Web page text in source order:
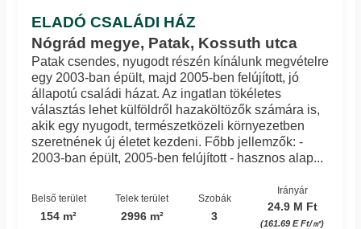
ELADÓ CSALÁDI HÁZ
Nógrád megye, Patak, Kossuth utca
Patak csendes, nyugodt részén kínálunk megvételre
egy 2003-ban épült, majd 2005-ben felújított, jó
állapotú családi házat. Az ingatlan tökéletes
választás lehet külföldről hazaköltözők számára is,
akik egy nyugodt, természetközeli környezetben
szeretnének új életet kezdeni. Főbb jellemzők: -
2003-ban épült, 2005-ben felújított - hasznos alap...
Belső terület
154 m²
Telek terület
2996 m²
Szobák
3
Irányár
24.9 M Ft
(161.69 E Ft/㎡)